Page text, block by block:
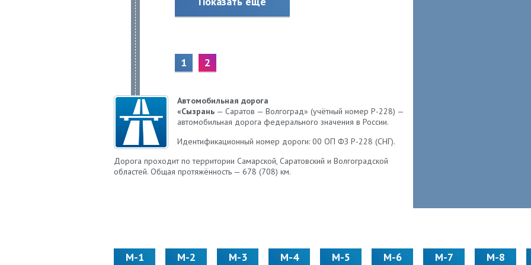
1 2
Автомобильная дорога
«Сызрань — Саратов — Волгоград» (учётный номер Р-228) —
автомобильная дорога федерального значения в России.
Идентификационный номер дороги: 00 ОП ФЗ Р-228 (СНГ).
Дорога проходит по территории Самарской, Саратовский и Волгоградской
областей. Общая протяжённость — 678 (708) км.
М-1 М-2 М-3 М-4 М-5 М-6 М-7 М-8